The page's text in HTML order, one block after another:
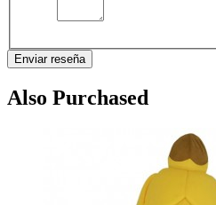
Enviar reseña
Also Purchased